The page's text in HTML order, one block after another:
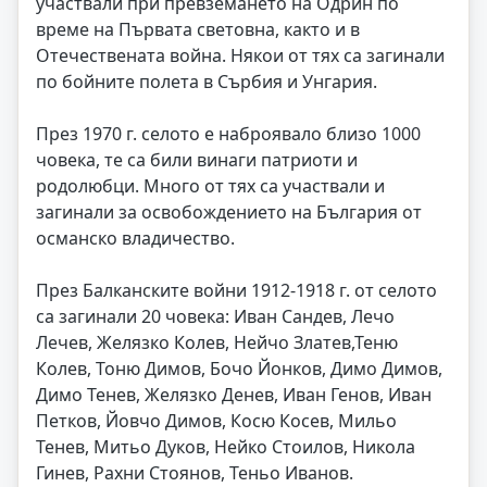
време на Първата световна, както и в
Отечествената война. Някои от тях са загинали
по бойните полета в Сърбия и Унгария.
През 1970 г. селото е наброявало близо 1000
човека, те са били винаги патриоти и
родолюбци. Много от тях са участвали и
загинали за освобождението на България от
османско владичество.
През Балканските войни 1912-1918 г. от селото
са загинали 20 човека: Иван Сандев, Лечо
Лечев, Желязко Колев, Нейчо Златев,Теню
Колев, Тоню Димов, Бочо Йонков, Димо Димов,
Димо Тенев, Желязко Денев, Иван Генов, Иван
Петков, Йовчо Димов, Косю Косев, Мильо
Тенев, Митьо Дуков, Нейко Стоилов, Никола
Гинев, Рахни Стоянов, Теньо Иванов.